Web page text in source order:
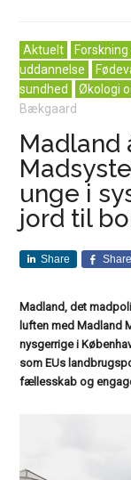
Aktuelt
Forskning
uddannelse
sundhed
Økologi
Bækgaard
Madland
unge i
jord til
Share Share
Madland, det
luften med Madland
nysgerrige i
som EUs
fællesskab og